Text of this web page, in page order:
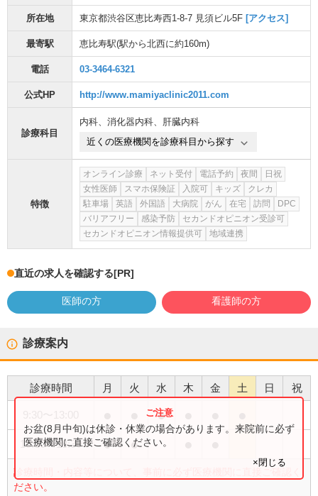
所在地 東京都渋谷区恵比寿西1-8-7 見須ビル5F [アクセス]
最寄駅 恵比寿駅(駅から北西に約160m)
電話 03-3464-6321
公式HP http://www.mamiyaclinic2011.com
診療科目
内科、 消化器内科、 肝臓内科
近くの医療機関を診療科目から探す
特徴
オンライン診療 ネット受付 電話予約 夜間
日祝
女性医師
スマホ保険証 入院可 キッズ
クレカ
駐車場
英語 外国語 大病院 がん 在宅 訪問
DPC
バリアフリー
感染予防
セカンドオピニオン受診可
セカンドオピニオン情報提供可
地域連携
直近の求人を確認する[PR]
医師の方 看護師の方
診療案内
診療時間 月 火 水 木 金 土 日 祝
●
15:00〜18:30 ● ●
診療時間・内容等について、事前に必ず医療機関に直接ご確認く
ださい。
お盆(8月中旬)は休診・休業の場合があります。来院前に必ず
医療機関に直接ご確認ください。
×閉じる